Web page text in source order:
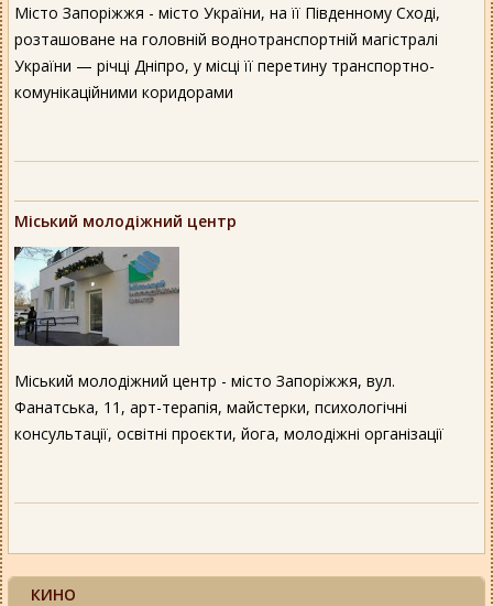
Місто Запоріжжя - місто України, на її Південному Сході,
розташоване на головній воднотранспортній магістралі
України — річці Дніпро, у місці її перетину транспортно-
комунікаційними коридорами
Міський молодіжний центр
Міський молодіжний центр - місто Запоріжжя, вул.
Фанатська, 11, арт-терапія, майстерки, психологічні
консультації, освітні проєкти, йога, молодіжні організації
КИНО